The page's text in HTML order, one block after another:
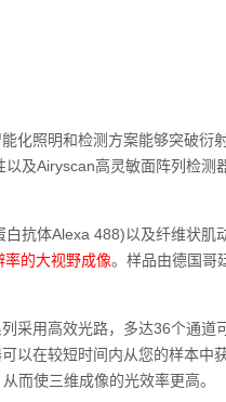
照明和检测方案能够突破衍
及Airyscan‍高灵敏面阵列检
体Alexa 488)以及纤维状肌
的大视野成像。样品由德国哥
用高效光路，多达36个通道
以在较短时间内从您的样本中
而使三维成像的光效率更高。